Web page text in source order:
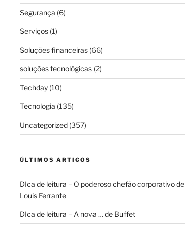
Segurança (6)
Serviços(1)
Soluções financeiras(66)
soluções tecnológicas(2)
Techday(10)
Tecnologia (135)
Uncategorized(357)
ÚLTIMOS ARTIGOS
DIca de leitura – O poderoso chefão corporativo de
Louis Ferrante
DIca de leitura – A nova … de Buffet